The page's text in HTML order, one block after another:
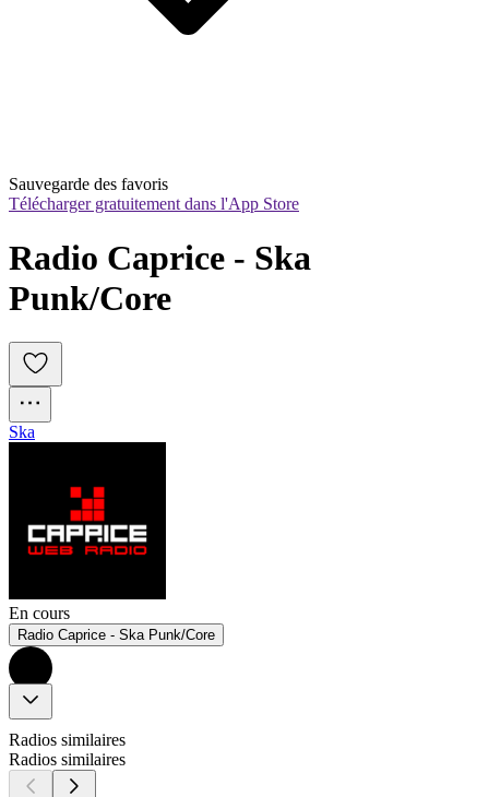
Sauvegarde des favoris
Télécharger gratuitement dans l'App Store
Radio Caprice - Ska
Punk/Core
Ska
En cours
Radio Caprice - Ska Punk/Core
Radios similaires
Radios similaires